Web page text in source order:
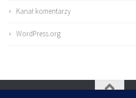
Kanał komentarzy
WordPress.org